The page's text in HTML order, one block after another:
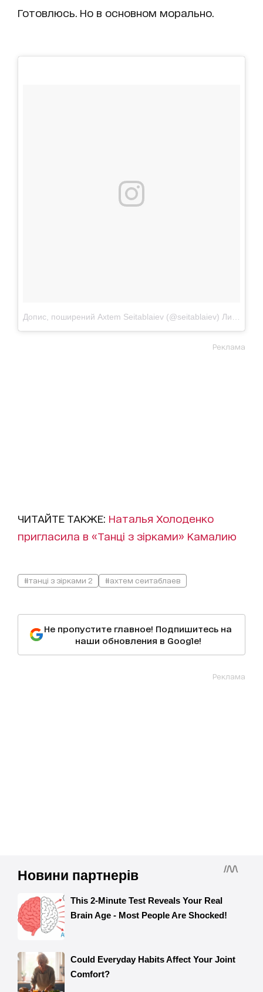
Готовлюсь. Но в основном морально.
Допис, поширений Axtem Seitablaiev (@seitablaiev) Лип 20, 2017 о 3:23 PDT
Реклама
ЧИТАЙТЕ ТАКЖЕ: Наталья Холоденко
пригласила в «Танці з зірками» Камалию
#танці з зірками 2 #ахтем сеитаблаев
Не пропустите главное! Подпишитесь на
наши обновления в Google!
Реклама